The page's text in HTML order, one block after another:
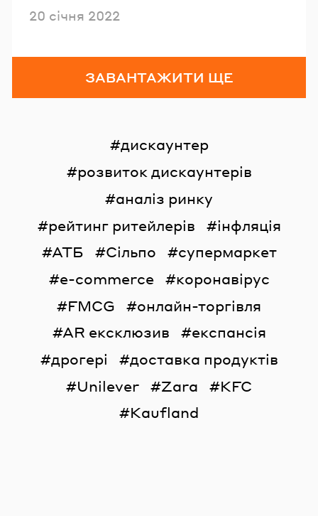
Опубліковано
20 січня 2022
ЗАВАНТАЖИТИ ЩЕ
дискаунтер
розвиток дискаунтерів
аналіз ринку
рейтинг ритейлерів
інфляція
АТБ
Сільпо
супермаркет
e-commerce
коронавірус
FMCG
онлайн-торгівля
AR ексклюзив
експансія
дрогері
доставка продуктів
Unilever
Zara
KFC
Kaufland